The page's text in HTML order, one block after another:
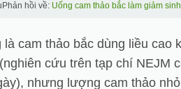
Phản hồi về: Uống cam thảo bắc làm giảm
là cam thảo bắc dùng liều cao
cứu trên tạp chí NEJM
nhưng lượng cam thảo